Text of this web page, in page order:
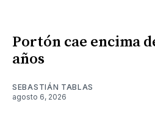
Portón cae encima
años
SEBASTIÁN TABLAS
agosto 6, 2026